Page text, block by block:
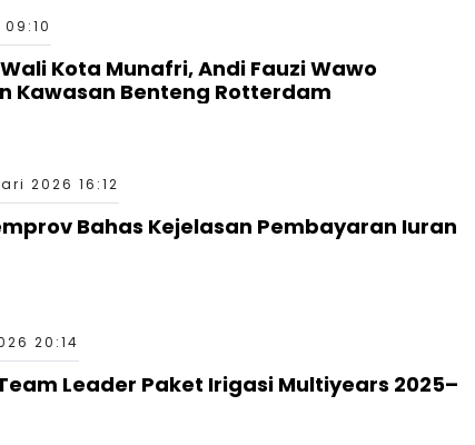
Kota Munafri, Andi Fauzi Wawo
Kawasan Benteng Rotterdam
2026 16:12
Bahas Kejelasan Pembayaran Iuran
20:14
Team Leader Paket Irigasi Multiyears 2025–